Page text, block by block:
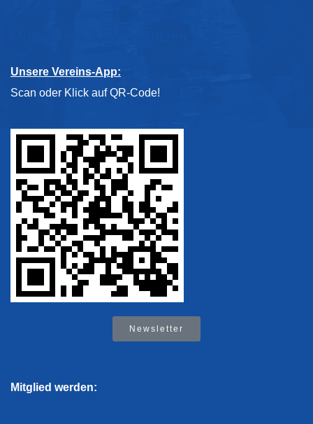
Unsere Vereins-App:
Scan oder Klick auf QR-Code!
Newsletter
Mitglied werden: